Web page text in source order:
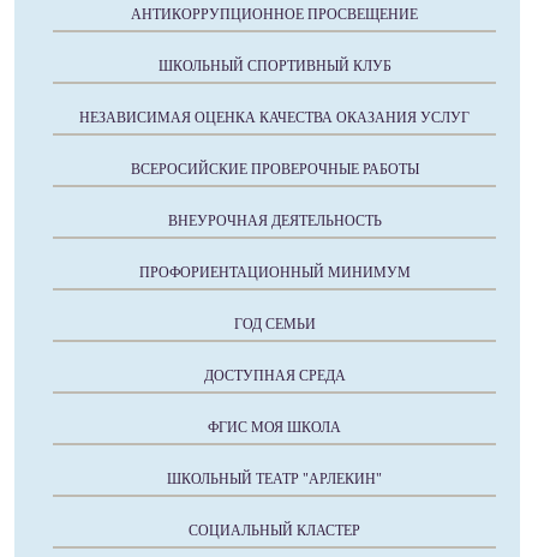
АНТИКОРРУПЦИОННОЕ ПРОСВЕЩЕНИЕ
ШКОЛЬНЫЙ СПОРТИВНЫЙ КЛУБ
НЕЗАВИСИМАЯ ОЦЕНКА КАЧЕСТВА ОКАЗАНИЯ УСЛУГ
ВСЕРОСИЙСКИЕ ПРОВЕРОЧНЫЕ РАБОТЫ
ВНЕУРОЧНАЯ ДЕЯТЕЛЬНОСТЬ
ПРОФОРИЕНТАЦИОННЫЙ МИНИМУМ
ГОД СЕМЬИ
ДОСТУПНАЯ СРЕДА
ФГИС МОЯ ШКОЛА
ШКОЛЬНЫЙ ТЕАТР "АРЛЕКИН"
СОЦИАЛЬНЫЙ КЛАСТЕР